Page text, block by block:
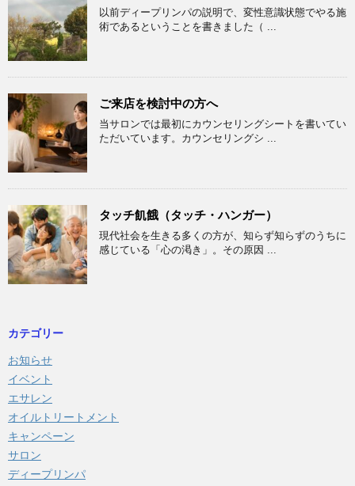
以前ディープリンパの説明で、変性意識状態でやる施
術であるということを書きました（ ...
ご来店を検討中の方へ
当サロンでは最初にカウンセリングシートを書いてい
ただいています。カウンセリングシ ...
タッチ飢餓（タッチ・ハンガー）
現代社会を生きる多くの方が、知らず知らずのうちに
感じている「心の渇き」。その原因 ...
カテゴリー
お知らせ
イベント
エサレン
オイルトリートメント
キャンペーン
サロン
ディープリンパ